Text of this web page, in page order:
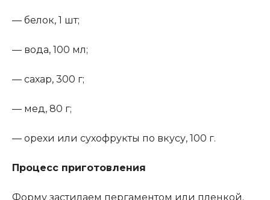
— белок, 1 шт;
— вода, 100 мл;
— сахар, 300 г;
— мед, 80 г;
— орехи или сухофрукты по вкусу, 100 г.
Процесс приготовления
Форму застилаем пергаментом или пленкой.